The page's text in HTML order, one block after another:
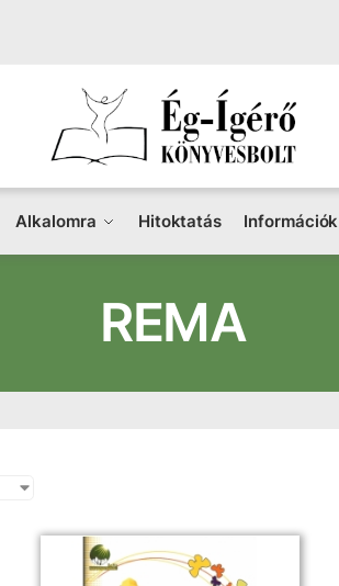
Alkalomra Hitoktatás Információk
REMA